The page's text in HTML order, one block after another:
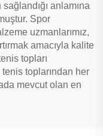
anlamına
Spor
uzmanlarımız,
amacıyla kalite
topları
toplarından her
mevcut olan en